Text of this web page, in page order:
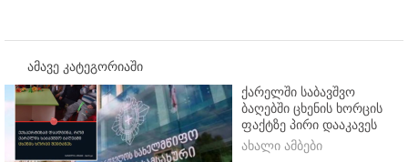
ამავე კატეგორიაში
ქარელში საბავშვო
ბაღებში ცხენის ხორცის
ფაქტზე პირი დააკავეს
ახალი ამბები